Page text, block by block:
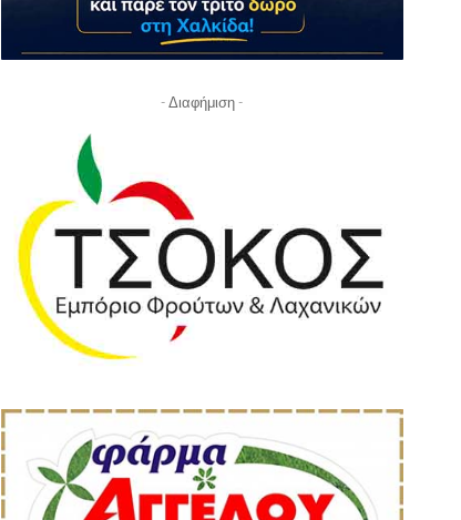
- Διαφήμιση -